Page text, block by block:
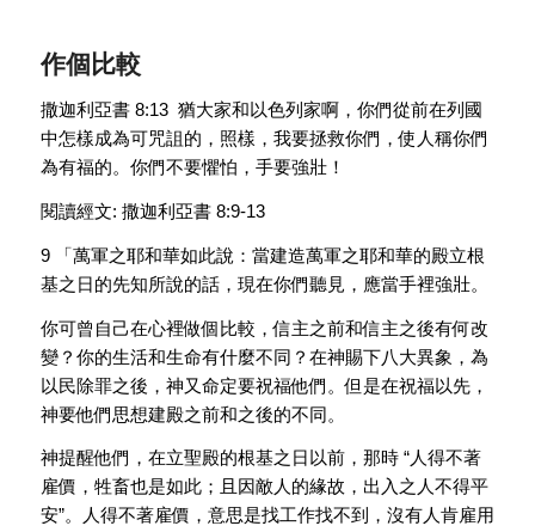
作個比較
撒迦利亞書 8:13 猶大家和以色列家啊，你們從前在列國
中怎樣成為可咒詛的，照樣，我要拯救你們，使人稱你們
為有福的。你們不要懼怕，手要強壯！
閱讀經文: 撒迦利亞書 8:9-13
9 「萬軍之耶和華如此說：當建造萬軍之耶和華的殿立根
基之日的先知所說的話，現在你們聽見，應當手裡強壯。
你可曾自己在心裡做個比較，信主之前和信主之後有何改
變？你的生活和生命有什麼不同？在神賜下八大異象，為
以民除罪之後，神又命定要祝福他們。但是在祝福以先，
神要他們思想建殿之前和之後的不同。
神提醒他們，在立聖殿的根基之日以前，那時 “人得不著
雇價，牲畜也是如此；且因敵人的緣故，出入之人不得平
安”。人得不著雇價，意思是找工作找不到，沒有人肯雇用